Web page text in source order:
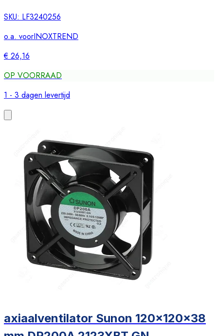
SKU: LF3240256
o.a. voorINOXTREND
€ 26,16
OP VOORRAAD
1 - 3 dagen levertijd
axiaalventilator Sunon 120x120x38